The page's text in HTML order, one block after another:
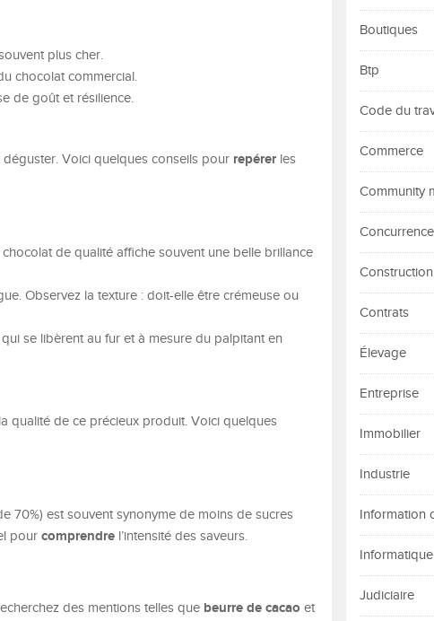
plus cher.
chocolat commercial.
de goût et résilience.
Voici quelques conseils pour repérerles
de qualité affiche souvent une belle brillance
Observez la texture : doit-elle être crémeuse ou
se libèrent au fur et à mesure du palpitant en
qualité de ce précieux produit. Voici quelques
70%) est souvent synonyme de moins de sucres
pour comprendre l’intensité des saveurs.
des mentions telles que beurre de cacao et
Boutiques
Btp
Code du
Commerce
Community
Concurrence
Contrats
Élevage
Entreprise
Immobilier
Industrie
Information
Informatique
Judiciaire